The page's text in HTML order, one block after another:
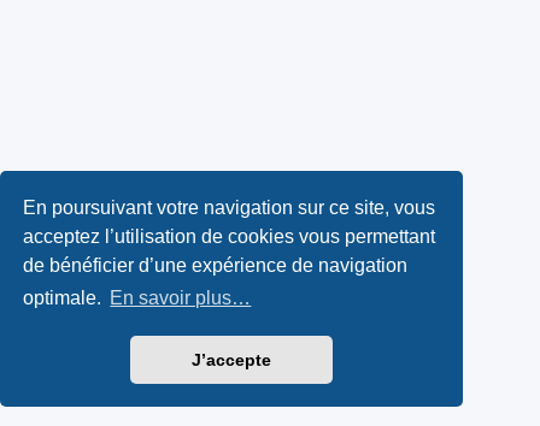
En poursuivant votre navigation sur ce site, vous
acceptez l’utilisation de cookies vous permettant
de bénéficier d’une expérience de navigation
optimale. En savoir plus…
J’accepte